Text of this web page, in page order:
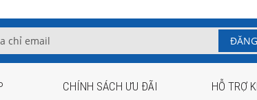
CHÍNH SÁCH ƯU ĐÃI
HỖ TRỢ